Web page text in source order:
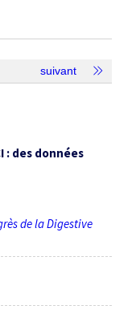
suivant
: des données
de la Digestive